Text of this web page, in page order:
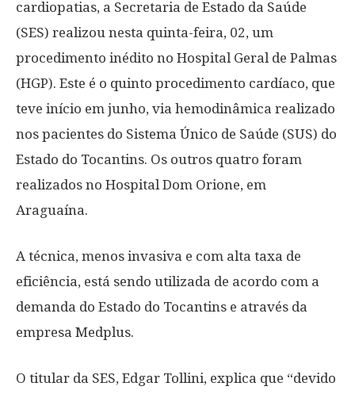
cardiopatias, a Secretaria de Estado da Saúde
(SES) realizou nesta quinta-feira, 02, um
procedimento inédito no Hospital Geral de Palmas
(HGP). Este é o quinto procedimento cardíaco, que
teve início em junho, via hemodinâmica realizado
nos pacientes do Sistema Único de Saúde (SUS) do
Estado do Tocantins. Os outros quatro foram
realizados no Hospital Dom Orione, em
Araguaína.
A técnica, menos invasiva e com alta taxa de
eficiência, está sendo utilizada de acordo com a
demanda do Estado do Tocantins e através da
empresa Medplus.
O titular da SES, Edgar Tollini, explica que “devido